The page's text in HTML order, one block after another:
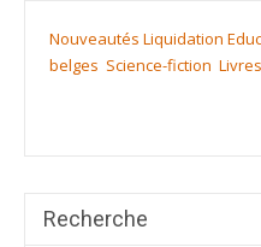
Nouveautés Liquidation
belges Science-fiction
Recherche